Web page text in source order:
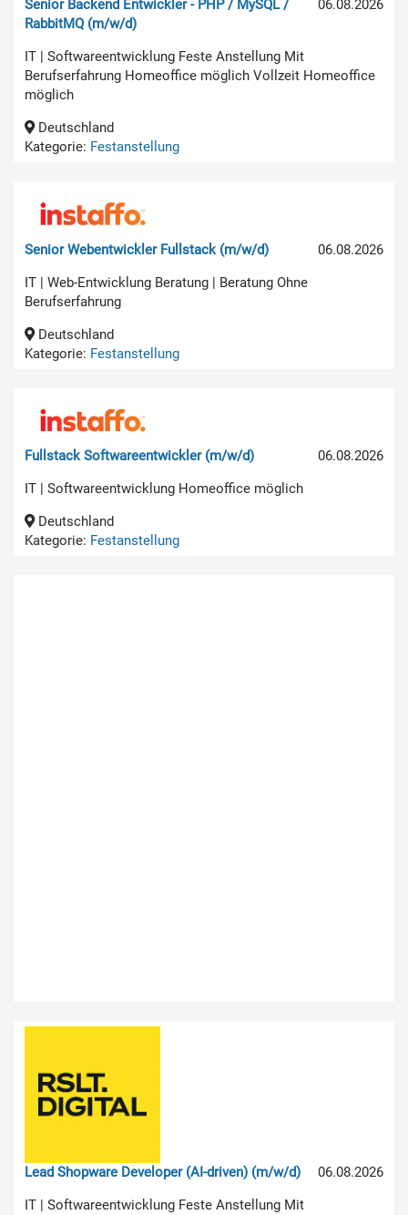
06.08.2026
Senior Backend Entwickler - PHP / MySQL /
RabbitMQ (m/w/d)
IT | Softwareentwicklung Feste Anstellung Mit
Berufserfahrung Homeoffice möglich Vollzeit Homeoffice
möglich
Deutschland
Kategorie: Festanstellung
06.08.2026
Senior Webentwickler Fullstack (m/w/d)
IT | Web-Entwicklung Beratung | Beratung Ohne
Berufserfahrung
Deutschland
Kategorie: Festanstellung
06.08.2026
Fullstack Softwareentwickler (m/w/d)
IT | Softwareentwicklung Homeoffice möglich
Deutschland
Kategorie: Festanstellung
06.08.2026
Lead Shopware Developer (AI-driven) (m/w/d)
IT | Softwareentwicklung Feste Anstellung Mit